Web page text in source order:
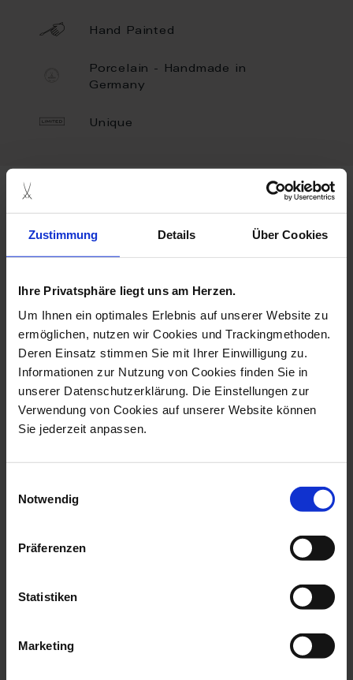
Zustimmung Details Über Cookies
Ihre Privatsphäre liegt uns am Herzen.
Um Ihnen ein optimales Erlebnis auf unserer Website zu
ermöglichen, nutzen wir Cookies und Trackingmethoden.
Deren Einsatz stimmen Sie mit Ihrer Einwilligung zu.
Informationen zur Nutzung von Cookies finden Sie in
unserer Datenschutzerklärung. Die Einstellungen zur
Verwendung von Cookies auf unserer Website können
Sie jederzeit anpassen.
Notwendig
Präferenzen
Statistiken
Marketing
Hand Painted
Porcelain - Handmade in
Germany
Unique
more products from the unique
pieces collection
Wall Picture Unique
$19,817.00